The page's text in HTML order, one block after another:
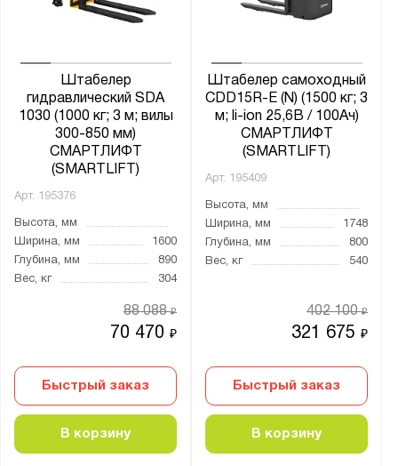
Штабелер
гидравлический SDA
1030 (1000 кг; 3 м; вилы
300-850 мм)
СМАРТЛИФТ
(SMARTLIFT)
Арт. 195376
Высота, мм
Ширина, мм
1600
Глубина, мм
890
Вес, кг
304
70 470₽
88 088₽
Быстрый заказ
В корзину
Штабелер самоходный
CDD15R-E (N) (1500 кг; 3
м; li-ion 25,6В / 100Ач)
СМАРТЛИФТ
(SMARTLIFT)
Арт. 195409
Высота, мм
Ширина, мм
1748
Глубина, мм
800
Вес, кг
540
321 675₽
402 100₽
Быстрый заказ
В корзину